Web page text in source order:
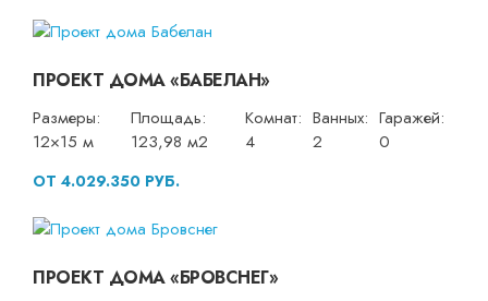
ПРОЕКТ ДОМА «БАБЕЛАН»
Размеры:
12×15 м
Площадь:
123,98 м2
Комнат:
4
Ванных:
2
Гаражей:
0
ОТ 4.029.350 РУБ.
ПРОЕКТ ДОМА «БРОВСНЕГ»